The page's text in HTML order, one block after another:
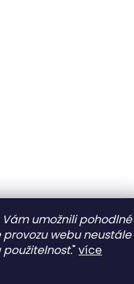
umožnili pohodlné
webu neustále
"více